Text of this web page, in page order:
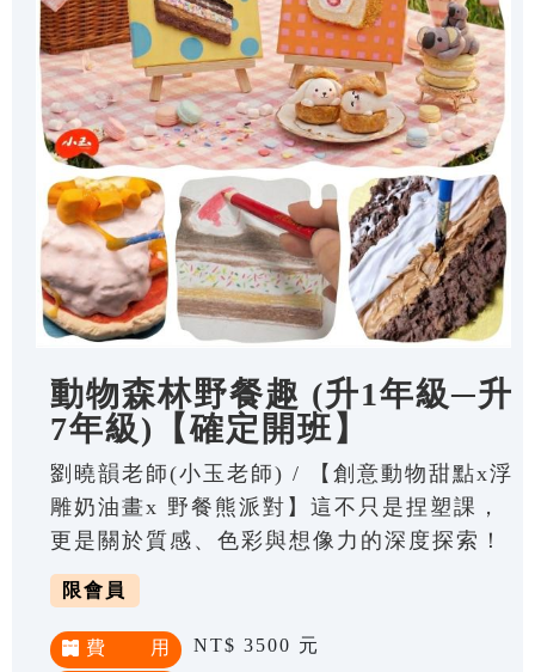
動物森林野餐趣 (升1年級─升
7年級)【確定開班】
劉曉韻老師(小玉老師) / 【創意動物甜點x浮
雕奶油畫x 野餐熊派對】這不只是捏塑課，
更是關於質感、色彩與想像力的深度探索！
限會員
費 用 NT$ 3500 元